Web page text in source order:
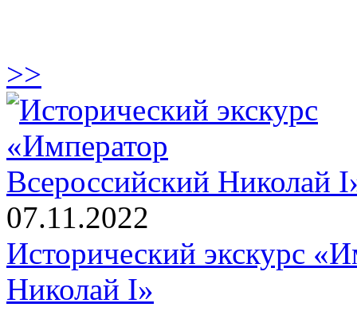
>>
07.11.2022
Исторический экскурс
Николай I»